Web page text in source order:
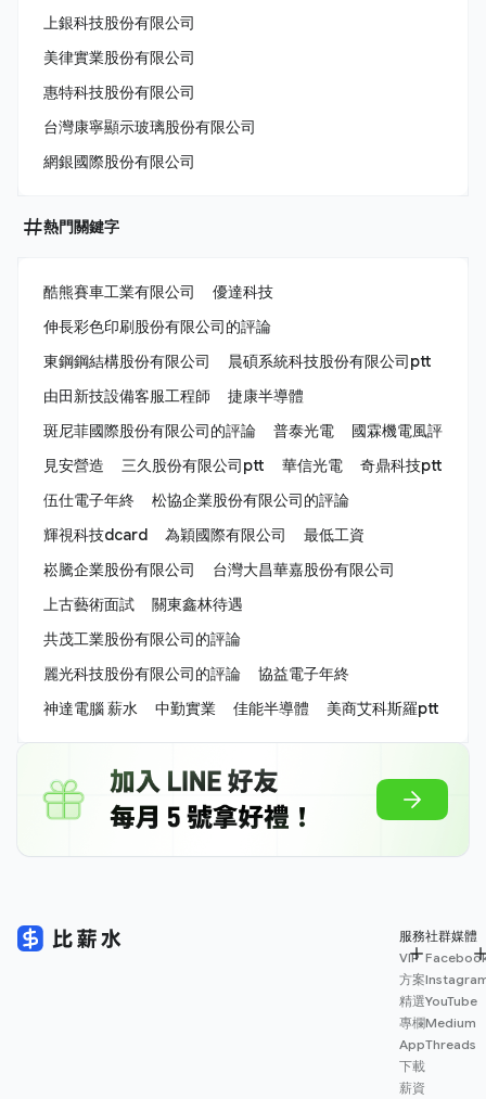
上銀科技股份有限公司
美律實業股份有限公司
惠特科技股份有限公司
台灣康寧顯示玻璃股份有限公司
網銀國際股份有限公司
熱門關鍵字
酷熊賽車工業有限公司
優達科技
伸長彩色印刷股份有限公司的評論
東鋼鋼結構股份有限公司
晨碩系統科技股份有限公司ptt
由田新技設備客服工程師
捷康半導體
斑尼菲國際股份有限公司的評論
普泰光電
國霖機電風評
見安營造
三久股份有限公司ptt 華信光電
奇鼎科技ptt
伍仕電子年終
松協企業股份有限公司的評論
輝視科技dcard
為穎國際有限公司
最低工資
崧騰企業股份有限公司
台灣大昌華嘉股份有限公司
上古藝術面試
關東鑫林待遇
共茂工業股份有限公司的評論
麗光科技股份有限公司的評論
協益電子年終
神達電腦 薪水
中勤實業 佳能半導體 美商艾科斯羅ptt
服務
VIP
方案
精選
專欄
App
下載
薪資
社群媒體
YouTube
Medium
Threads